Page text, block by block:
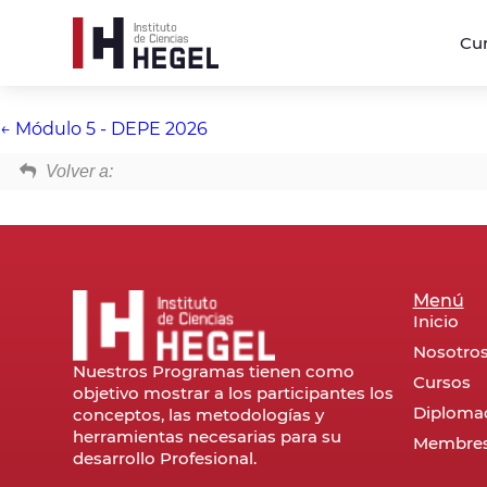
Módulo 6 - DEPE 2026
Módulo 5 - DEPE 2026
Volver a:
Nuestros Programas tienen como
objetivo mostrar a los participantes los
conceptos, las metodologías y
herramientas necesarias para su
desarrollo Profesional.
Menú
Inicio
Cursos